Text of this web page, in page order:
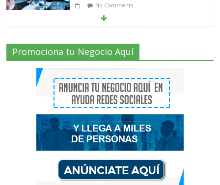
No Comments
Radio Taxi Aljarafe tel 653404040 el
Servicio Esencial de Movilidad en Aljarafe
2 Comments
Que es el Marketing de criptomonedas o
el Marketing de IEO
No Comments
AVISPEX PLUS FORTE correctamente
para proteger tu entorno
No Comments
Promociona tu Negocio Aquí